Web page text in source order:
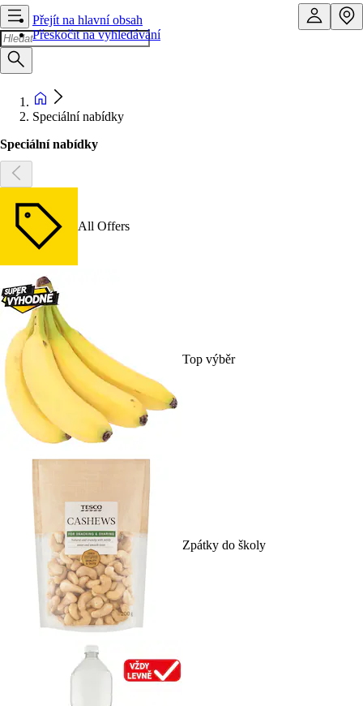
Přejít na hlavní obsah
Přeskočit na vyhledávání
Speciální nabídky
Speciální nabídky
All Offers
Top výběr
Zpátky do školy